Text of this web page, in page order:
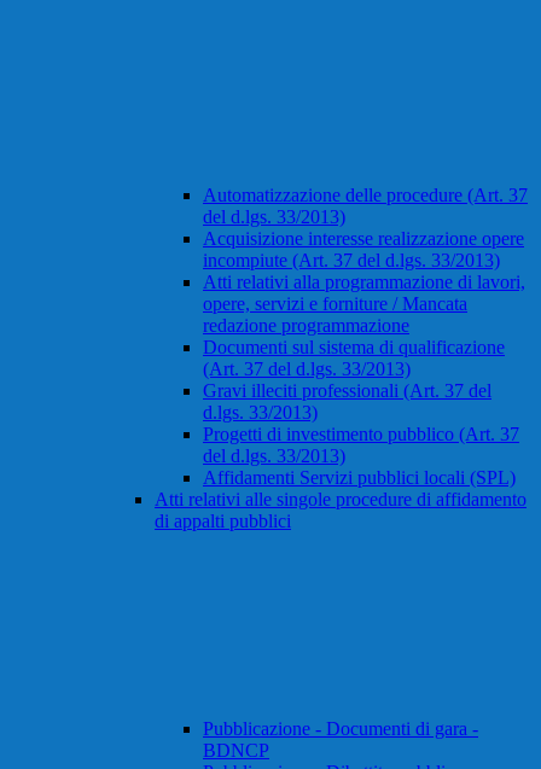
Automatizzazione delle procedure (Art. 37
del d.lgs. 33/2013)
Acquisizione interesse realizzazione opere
incompiute (Art. 37 del d.lgs. 33/2013)
Atti relativi alla programmazione di lavori,
opere, servizi e forniture / Mancata
redazione programmazione
Documenti sul sistema di qualificazione
(Art. 37 del d.lgs. 33/2013)
Gravi illeciti professionali (Art. 37 del
d.lgs. 33/2013)
Progetti di investimento pubblico (Art. 37
del d.lgs. 33/2013)
Affidamenti Servizi pubblici locali (SPL)
Atti relativi alle singole procedure di affidamento
di appalti pubblici
Pubblicazione - Documenti di gara -
BDNCP